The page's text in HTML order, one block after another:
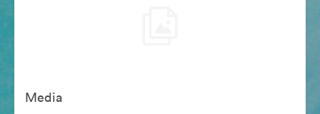
Media